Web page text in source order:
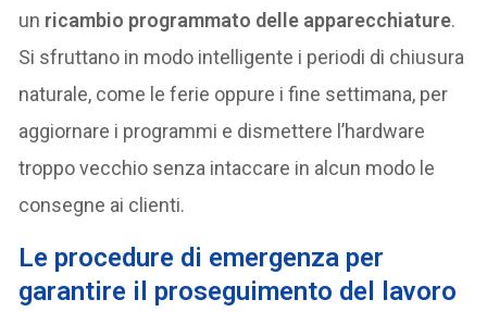
un ricambio programmato delle apparecchiature.
Si sfruttano in modo intelligente i periodi di chiusura
naturale, come le ferie oppure i fine settimana, per
aggiornare i programmi e dismettere l’hardware
troppo vecchio senza intaccare in alcun modo le
consegne ai clienti.
Le procedure di emergenza per
garantire il proseguimento del lavoro